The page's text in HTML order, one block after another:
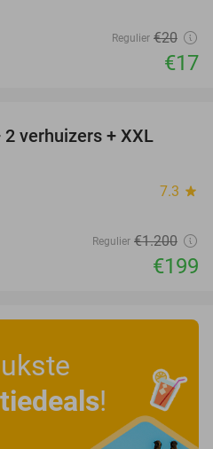
Regulier €20
€17
verhuizers + XXL
7.3 star
Regulier €1.200
€199
!